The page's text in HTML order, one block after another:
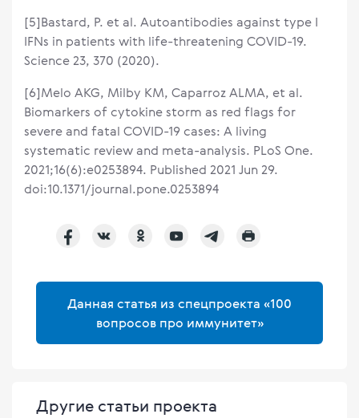
[5]Bastard, P. et al. Autoantibodies against type I
IFNs in patients with life-threatening COVID-19.
Science 23, 370 (2020).
[6]Melo AKG, Milby KM, Caparroz ALMA, et al.
Biomarkers of cytokine storm as red flags for
severe and fatal COVID-19 cases: A living
systematic review and meta-analysis. PLoS One.
2021;16(6):e0253894. Published 2021 Jun 29.
doi:10.1371/journal.pone.0253894
Данная статья из спецпроекта «100
вопросов про иммунитет»
Другие статьи проекта